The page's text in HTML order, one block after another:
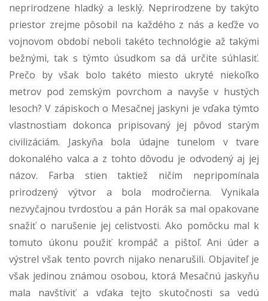
neprirodzene hladký a lesklý. Neprirodzene by takýto
priestor zrejme pôsobil na každého z nás a keďže vo
vojnovom období neboli takéto technológie až takými
bežnými, tak s týmto úsudkom sa dá určite súhlasiť.
Prečo by však bolo takéto miesto ukryté niekoľko
metrov pod zemským povrchom a navyše v hustých
lesoch? V zápiskoch o Mesačnej jaskyni je vďaka týmto
vlastnostiam dokonca pripisovaný jej pôvod starým
civilizáciám. Jaskyňa bola údajne tunelom v tvare
dokonalého valca a z tohto dôvodu je odvodený aj jej
názov. Farba stien taktiež ničím nepripomínala
prirodzený výtvor a bola modročierna. Vynikala
nezvyčajnou tvrdosťou a pán Horák sa mal opakovane
snažiť o narušenie jej celistvosti. Ako pomôcku mal k
tomuto úkonu použiť krompáč a pištoľ. Ani úder a
výstrel však tento povrch nijako nenarušili. Objaviteľ je
však jedinou známou osobou, ktorá Mesačnú jaskyňu
mala navštíviť a vďaka tejto skutočnosti sa vedú